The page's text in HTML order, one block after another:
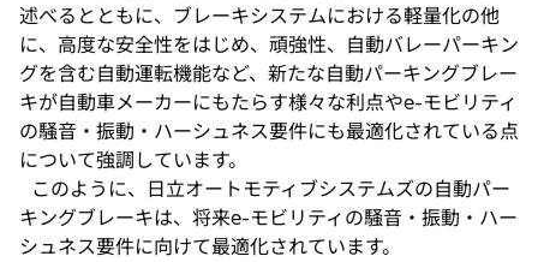
述べるとともに、ブレーキシステムにおける軽量化の他
に、高度な安全性をはじめ、頑強性、自動バレーパーキン
グを含む自動運転機能など、新たな自動パーキングブレー
キが自動車メーカーにもたらす様々な利点やe-モビリティ
の騒音・振動・ハーシュネス要件にも最適化されている点
について強調しています。
このように、日立オートモティブシステムズの自動パー
キングブレーキは、将来e-モビリティの騒音・振動・ハー
シュネス要件に向けて最適化されています。